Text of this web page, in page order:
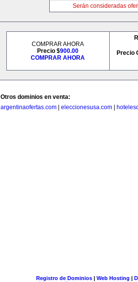
Serán consideradas
COMPRAR AHORA
Precio $900.00
COMPRAR AHORA
Precio
Otros dominios en venta:
argentinaofertas.com
eleccionesusa.com
Registro de Dominios| Web Hosting |